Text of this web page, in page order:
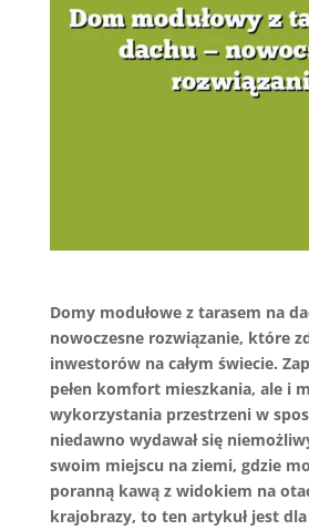
Domy modułowe z tarasem na
nowoczesne rozwiązanie, które
inwestorów na całym świecie.
pełen komfort mieszkania, ale i
wykorzystania przestrzeni w
niedawno wydawał się
swoim miejscu na ziemi, gdzie
poranną kawą z widokiem na
krajobrazy, to ten artykuł jest dla